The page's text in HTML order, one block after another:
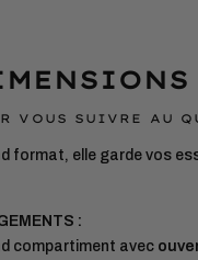
VOUS SUIVRE AU
format, elle garde vos
:
compartiment avec